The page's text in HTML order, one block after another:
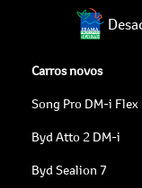
Carros novos
Song Pro DM-i Flex
Byd Atto 2 DM-i
Byd Sealion 7